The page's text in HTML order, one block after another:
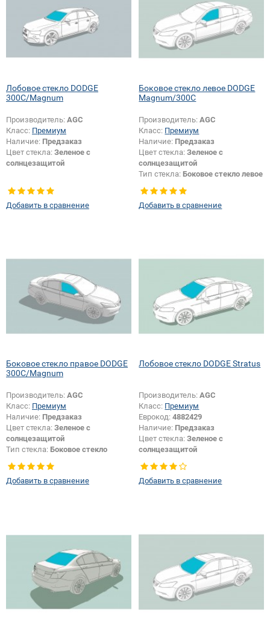
Лобовое стекло DODGE
300C/Magnum
Производитель: AGC
Класс: Премиум
Наличие: Предзаказ
Цвет стекла: Зеленое с
солнцезащитой
Добавить в сравнение
Боковое стекло левое DODGE
Magnum/300C
Производитель:AGC
Класс: Премиум
Наличие: Предзаказ
Цвет стекла:Зеленое с
солнцезащитой
Тип стекла: Боковое стекло левое
Добавить в сравнение
Боковое стекло правое DODGE
300C/Magnum
Производитель: AGC
Класс: Премиум
Наличие: Предзаказ
Цвет стекла: Зеленое с
солнцезащитой
Тип стекла: Боковое стекло
правое
Добавить в сравнение
Лобовое стекло DODGE Stratus
Производитель:AGC
Класс: Премиум
Еврокод:4882429
Наличие: Предзаказ
Цвет стекла:Зеленое с
солнцезащитой
Цвет полосы:
Тип кузова:Седан
Добавить в сравнение